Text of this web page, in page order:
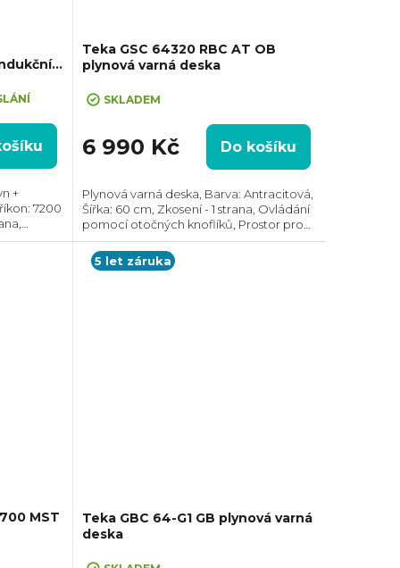
+
7200
a
Teka GSC 64320 RBC AT OB
plynová varná deska
SKLADEM
6 990 Kč Do košíku
Plynová varná deska, Barva: Antracitová,
Šířka: 60 cm, Zkosení - 1 strana, Ovládání
pomocí otočných knoflíků, Prostor pro
instalaci (VxŠxH): 50x553x473 mm
MST
5 let záruka
Teka GBC 64-G1 GB plynová varná
deska